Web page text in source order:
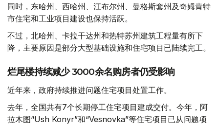
同时，东哈州、西哈州、江布尔州、曼格斯套州及奇姆肯特
市住宅和工业项目建设也保持活跃。
不过，北哈州、卡拉干达州和热特苏州建筑工程量有所下
降，主要原因是部分大型基础设施和住宅项目已陆续完工。
烂尾楼持续减少 3000余名购房者仍受影响
近年来，政府持续推进问题住宅项目处置工作。
去年，全国共有7个长期停工住宅项目建成交付。今年，阿
拉木图“Ush Konyr”和“Vesnovka”等住宅项目已从问题项